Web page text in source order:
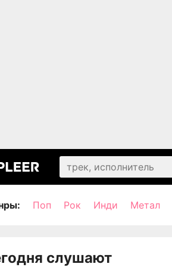
Поп Рок Инди Метал
слушают